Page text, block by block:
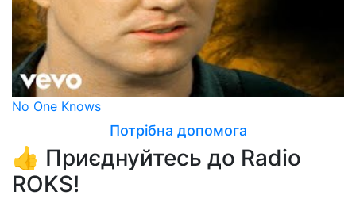
No One Knows
Потрібна допомога
👍 Приєднуйтесь до Radio
ROKS!